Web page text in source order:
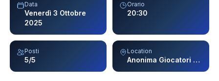
Data
Venerdì 3 Ottobre
2025
Orario
20:30
Posti
5/5
Location
Anonima Giocatori - Milano